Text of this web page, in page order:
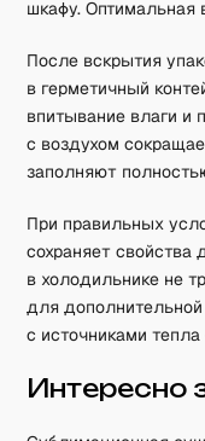
шкафу. Оптимальная
После вскрытия
в герметичный
впитывание влаги и
с воздухом
заполняют
При правильных
сохраняет свойства
в холодильнике не
для
с источниками
Интересно